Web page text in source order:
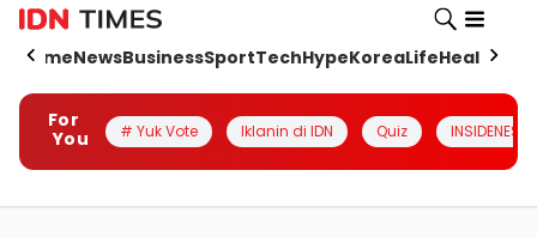
HomeNewsBusinessSportTechHypeKoreaLifeHealth
For
You
# Yuk Vote Iklanin di IDN Quiz INSIDENESIA